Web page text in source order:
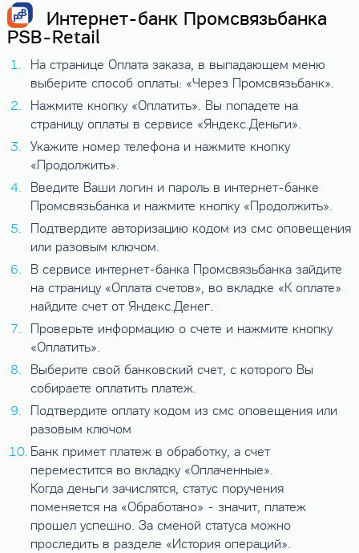
Интернет-банк Промсвязьбанка
PSB-Retail
На странице Оплата заказа, в выпадающем меню
выберите способ оплаты: «Через Промсвязьбанк».
Нажмите кнопку «Оплатить». Вы попадете на
страницу оплаты в сервисе «Яндекс.Деньги».
Укажите номер телефона и нажмите кнопку
«Продолжить».
Введите Ваши логин и пароль в интернет-банке
Промсвязьбанка и нажмите кнопку «Продолжить».
Подтвердите авторизацию кодом из смс оповещения
или разовым ключом.
В сервисе интернет-банка Промсвязьбанка зайдите
на страницу «Оплата счетов», во вкладке «К оплате»
найдите счет от Яндекс.Денег.
Проверьте информацию о счете и нажмите кнопку
«Оплатить».
Выберите свой банковский счет, с которого Вы
собираете оплатить платеж.
Подтвердите оплату кодом из смс оповещения или
разовым ключом
Банк примет платеж в обработку, а счет
переместится во вкладку «Оплаченные».
Когда деньги зачислятся, статус поручения
поменяется на «Обработано» - значит, платеж
прошел успешно. За сменой статуса можно
проследить в разделе «История операций».